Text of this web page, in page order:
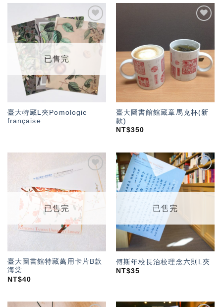
加入
「願
望輕
已售完
臺大特藏L夾Pomologie
française
望輕
單」
臺大圖書館館藏章馬克杯(新
款)
NT$350
加入
「願
望輕
已售完
臺大圖書館特藏萬用卡片B款
海棠
NT$40
加入
「願
望輕
已售完
傅斯年校長治校理念六則L夾
NT$35